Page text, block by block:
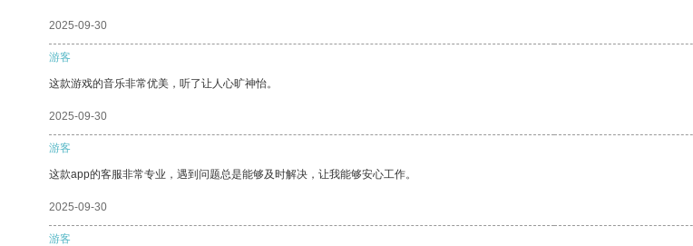
2025-09-30
游客
这款游戏的音乐非常优美，听了让人心旷神怡。
2025-09-30
游客
这款app的客服非常专业，遇到问题总是能够及时解决，让我能够安心工作。
2025-09-30
游客